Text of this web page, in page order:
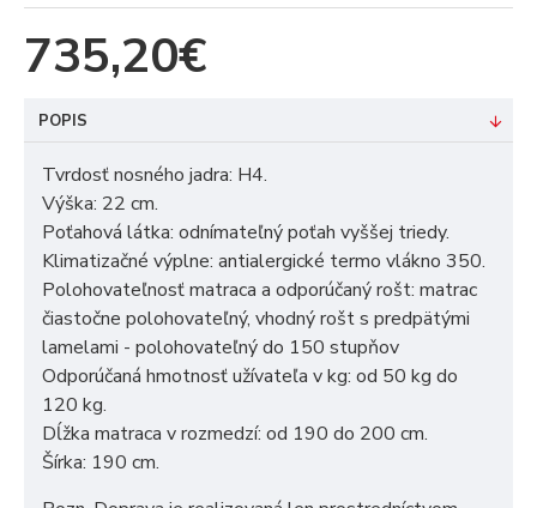
735,20€
POPIS
Tvrdosť nosného jadra: H4.
Výška: 22 cm.
Poťahová látka: odnímateľný poťah vyššej triedy.
Klimatizačné výplne: antialergické termo vlákno 350.
Polohovateľnosť matraca a odporúčaný rošt: matrac
čiastočne polohovateľný, vhodný rošt s predpätými
lamelami - polohovateľný do 150 stupňov
Odporúčaná hmotnosť užívateľa v kg: od 50 kg do
120 kg.
Dĺžka matraca v rozmedzí: od 190 do 200 cm.
Šírka: 190 cm.